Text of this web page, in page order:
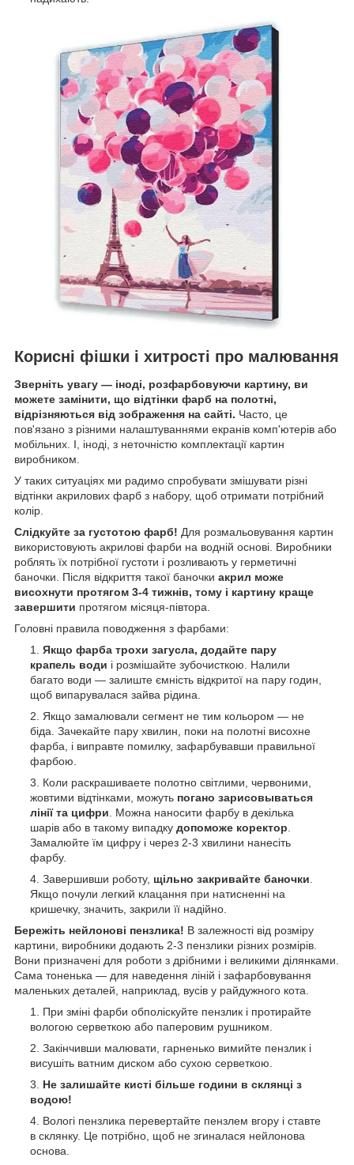
Корисні фішки і хитрості про малювання
Зверніть увагу — іноді, розфарбовуючи картину, ви
можете замінити, що відтінки фарб на полотні,
відрізняються від зображення на сайті. Часто, це
пов'язано з різними налаштуваннями екранів комп'ютерів або
мобільних. І, іноді, з неточністю комплектації картин
виробником.
У таких ситуаціях ми радимо спробувати змішувати різні
відтінки акрилових фарб з набору, щоб отримати потрібний
колір.
Слідкуйте за густотою фарб! Для розмальовування картин
використовують акрилові фарби на водній основі. Виробники
роблять їх потрібної густоти і розливають у герметичні
баночки. Після відкриття такої баночки акрил може
висохнути протягом 3-4 тижнів, тому і картину краще
завершити протягом місяця-півтора.
Головні правила поводження з фарбами:
Якщо фарба трохи загусла, додайте пару
крапель води і розмішайте зубочисткою. Налили
багато води — залиште ємність відкритої на пару годин,
щоб випарувалася зайва рідина.
Якщо замалювали сегмент не тим кольором — не
біда. Зачекайте пару хвилин, поки на полотні висохне
фарба, і виправте помилку, зафарбувавши правильної
фарбою.
Коли раскрашиваете полотно світлими, червоними,
жовтими відтінками, можуть погано зарисовываться
лінії та цифри. Можна наносити фарбу в декілька
шарів або в такому випадку допоможе коректор.
Замалюйте їм цифру і через 2-3 хвилини нанесіть
фарбу.
Завершивши роботу, щільно закривайте баночки.
Якщо почули легкий клацання при натисненні на
кришечку, значить, закрили її надійно.
Бережіть нейлонові пензлика! В залежності від розміру
картини, виробники додають 2-3 пензлики різних розмірів.
Вони призначені для роботи з дрібними і великими ділянками.
Сама тоненька — для наведення ліній і зафарбовування
маленьких деталей, наприклад, вусів у райдужного кота.
При зміні фарби обполіскуйте пензлик і протирайте
вологою серветкою або паперовим рушником.
Закінчивши малювати, гарненько вимийте пензлик і
висушіть ватним диском або сухою серветкою.
Не залишайте кисті більше години в склянці з
водою!
Вологі пензлика перевертайте пензлем вгору і ставте
в склянку. Це потрібно, щоб не згиналася нейлонова
основа.